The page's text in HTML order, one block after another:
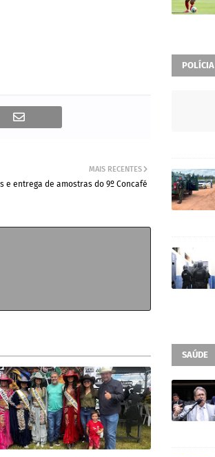
MAIS RECENTES
e entrega de amostras do 9º Concafé
POLÍCIA
SAÚDE